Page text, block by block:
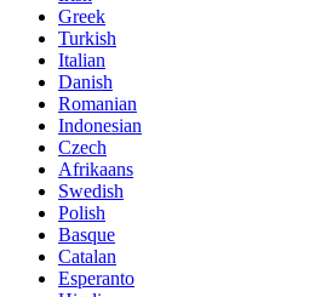
Greek
Turkish
Italian
Danish
Romanian
Indonesian
Czech
Afrikaans
Swedish
Polish
Basque
Catalan
Esperanto